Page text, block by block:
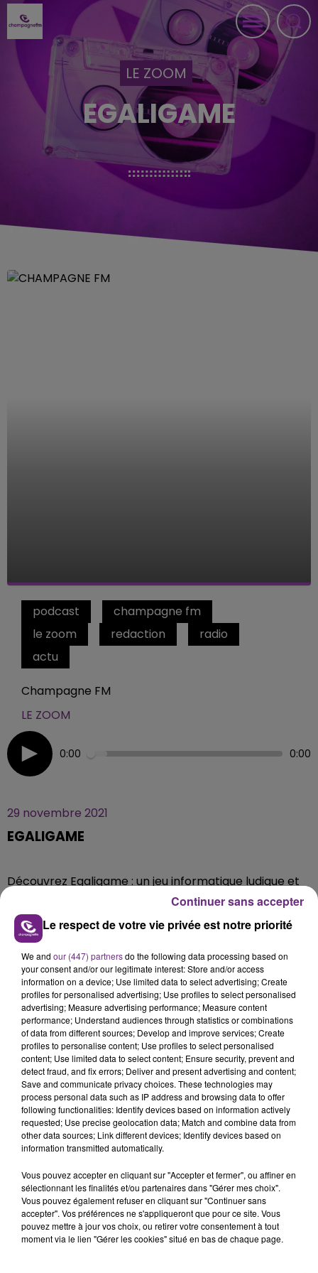
LE ZOOM
EGALIGAME
podcast
champagne fm
le zoom
redaction
radio
actu
Champagne FM
LE ZOOM
0:00 0:00
29 novembre 2021
EGALIGAME
Découvrez Egaligame : un jeu informatique ludique et
pédagogique à destination des jeunes pour sensibiliser
aux violences conjugales, ainsi qu’aux questions
juridiques d’égalité entre les hommes et les femmes.
TITRES DIFFUSÉS
15h00
15h00
JENNIFER LOPEZ & DAVID GUETTA
14h57
14h57
MICHAEL JACKSON
Le respect de votre vie privée est notre priorité
We and our (447) partnersdo the following data processing based on
your consent and/or our legitimate interest: Store and/or access
information on a device; Use limited data to select advertising; Create
profiles for personalised advertising; Use profiles to select personalised
advertising; Measure advertising performance; Measure content
performance; Understand audiences through statistics or combinations
of data from different sources; Develop and improve services; Create
profiles to personalise content; Use profiles to select personalised
content; Use limited data to select content; Ensure security, prevent and
detect fraud, and fix errors; Deliver and present advertising and content;
Save and communicate privacy choices. These technologies may
process personal data such as IP address and browsing data to offer
following functionalities: Identify devices based on information actively
requested; Use precise geolocation data; Match and combine data from
other data sources; Link different devices; Identify devices based on
information transmitted automatically.
Vous pouvez accepter en cliquant sur "Accepter et fermer", ou affiner en
sélectionnant les finalités et/ou partenaires dans "Gérer mes choix".
Vous pouvez également refuser en cliquant sur "Continuer sans
accepter". Vos préférences ne s'appliqueront que pour ce site. Vous
pouvez mettre à jour vos choix, ou retirer votre consentement à tout
moment via le lien "Gérer les cookies" situé en bas de chaque page.
Continuer sans accepter